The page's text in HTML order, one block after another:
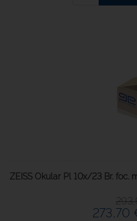
ZEISS Okular Pl 10x/23 Br.
273,70